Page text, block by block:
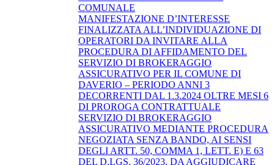
COMUNALE
MANIFESTAZIONE D’INTERESSE
FINALIZZATA ALL’INDIVIDUAZIONE DI
OPERATORI DA INVITARE ALLA
PROCEDURA DI AFFIDAMENTO DEL
SERVIZIO DI BROKERAGGIO
ASSICURATIVO PER IL COMUNE DI
DAVERIO – PERIODO ANNI 3
DECORRENTI DAL 1.3.2024 OLTRE MESI 6
DI PROROGA CONTRATTUALE
SERVIZIO DI BROKERAGGIO
ASSICURATIVO MEDIANTE PROCEDURA
NEGOZIATA SENZA BANDO, AI SENSI
DEGLI ARTT. 50, COMMA 1, LETT. E) E 63
DEL D.LGS. 36/2023, DA AGGIUDICARE